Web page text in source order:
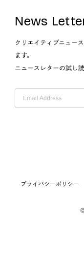
News
クリエイティブニュー
ます。
ニュースレターの試し
プライバシーポリシー